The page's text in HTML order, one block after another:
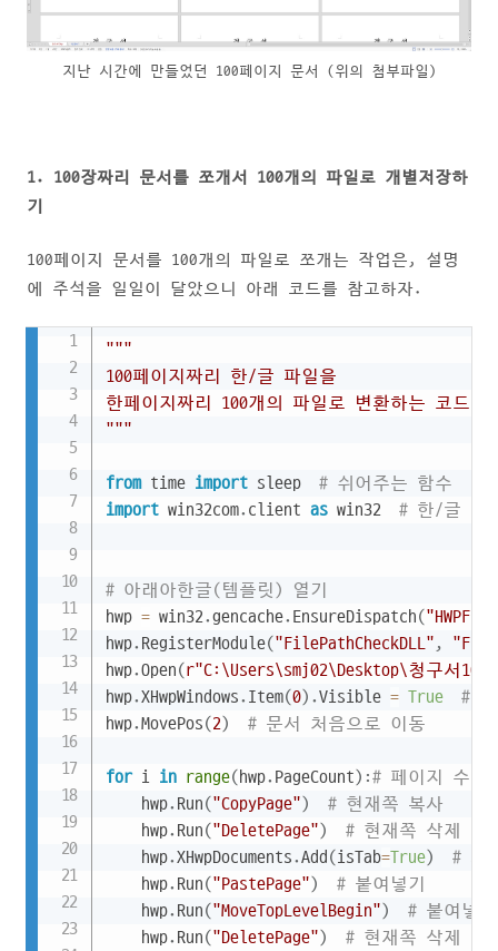
지난 시간에 만들었던 100페이지 문서 (위의 첨부파일)
1. 100장짜리 문서를 쪼개서 100개의 파일로 개별저장하
기
100페이지 문서를 100개의 파일로 쪼개는 작업은, 설명
에 주석을 일일이 달았으니 아래 코드를 참고하자.
"""
100페이지짜리 한/글 파일을
한페이지짜리 100개의 파일로 변환하는 코드
"""
from time import sleep # 쉬어주는 함수
import win32com. client as win32 # 한/글 프
# 아래아한글(템플릿) 열기
hwp = win32.gencache. EnsureDispatch(
hwp. RegisterModule("FilePathCheckDLL" ,
hwp.Open(r"C:\Users\smj02\Desktop\청구서
hwp.XHwpWindows. Item(0) .Visible = True
#
hwp.MovePos(2) # 문서 처음으로 이동
for i in range(hwp. PageCount) :# 페이지 수만
    hwp
. Run("CopyPage")
# 현재쪽 복사
    hwp
. Run("DeletePage")
# 현재쪽 삭제
    hwp
.XHwpDocuments.Add(isTab=True)
# 새
    hwp
. Run("PastePage")
# 붙여넣기
    hwp
. Run("MoveTopLevelBegin")
# 붙여넣
    hwp
. Run("DeletePage")
# 현재쪽 삭제